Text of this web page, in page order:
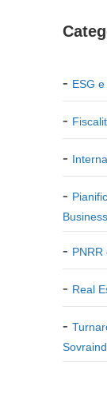
ESG
PNRR
Real